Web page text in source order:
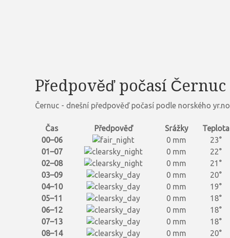
Předpověď počasí Černuc
Černuc - dnešní předpověď počasí podle norského yr.no
Čas Předpověď Srážky Teplota
00–06
0 mm 23°
01–07
0 mm 22°
02–08
0 mm 21°
03–09
0 mm 20°
04–10
0 mm 19°
05–11
0 mm 18°
06–12
0 mm 18°
07–13
0 mm 18°
08–14
0 mm 20°